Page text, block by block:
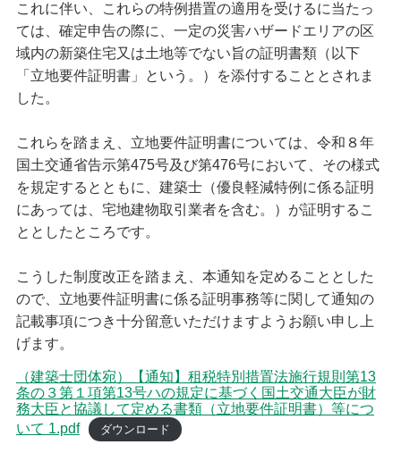
省エネ業務
会員紹介
お知らせ
お知らせ
講習
管理建築士講習
販売図書
購入について
これに伴い、これらの特例措置の適用を受けるに当たっ
ては、確定申告の際に、一定の災害ハザードエリアの区
域内の新築住宅又は土地等でない旨の証明書類（以下
「立地要件証明書」という。）を添付することとされま
した。
これらを踏まえ、立地要件証明書については、令和８年
国土交通省告示第475号及び第476号において、その様式
を規定するとともに、建築士（優良軽減特例に係る証明
にあっては、宅地建物取引業者を含む。）が証明するこ
ととしたところです。
こうした制度改正を踏まえ、本通知を定めることとした
ので、立地要件証明書に係る証明事務等に関して通知の
記載事項につき十分留意いただけますようお願い申し上
げます。
（建築士団体宛）【通知】租税特別措置法施行規則第13
条の３第１項第13号ハの規定に基づく国土交通大臣が財
務大臣と協議して定める書類（立地要件証明書）等につ
いて 1.pdf
ダウンロード